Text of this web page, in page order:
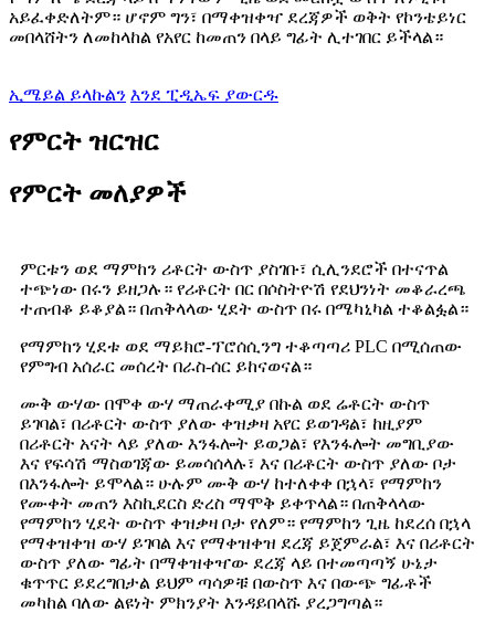
አይፈቀድለትም። ሆኖም ግን፣ በማቀዝቀዣ ደረጃዎች ወቅት የኮንቴይነር
መበላሸትን ለመከላከል የአየር ከመጠን በላይ ግፊት ሊተገበር ይችላል።
ኢሜይል ይላኩልን እንደ ፒዲኤፍ ያውርዱ
የምርት ዝርዝር
የምርት መለያዎች
ምርቱን ወደ ማምከን ሪቶርት ውስጥ ያስገቡ፣ ሲሊንደሮች በተናጥል
ተጭነው በሩን ይዘጋሉ። የሪቶርት በር በሶስትዮሽ የደህንነት መቆራረጫ
ተጠብቆ ይቆያል። በጠቅላላው ሂደት ውስጥ በሩ በሜካኒካል ተቆልፏል።
የማምከን ሂደቱ ወደ ማይክሮ-ፕሮሰሲንግ ተቆጣጣሪ PLC በሚሰጠው
የምግብ አሰራር መሰረት በራስ-ሰር ይከናወናል።
ሙቅ ውሃው በሞቀ ውሃ ማጠራቀሚያ በኩል ወደ ሬቶርት ውስጥ
ይገባል፣ በሪቶርት ውስጥ ያለው ቀዝቃዛ አየር ይወገዳል፣ ከዚያም
በሪቶርት አናት ላይ ያለው እንፋሎት ይወጋል፣ የእንፋሎት መግቢያው
እና የፍሳሽ ማስወገጃው ይመሳሰላሉ፣ እና በሪቶርት ውስጥ ያለው ቦታ
በእንፋሎት ይሞላል። ሁሉም ሙቅ ውሃ ከተለቀቀ በኋላ፣ የማምከን
የሙቀት መጠን እስኪደርስ ድረስ ማሞቅ ይቀጥላል። በጠቅላላው
የማምከን ሂደት ውስጥ ቀዝቃዛ ቦታ የለም። የማምከን ጊዜ ከደረሰ በኋላ
የማቀዝቀዝ ውሃ ይገባል እና የማቀዝቀዝ ደረጃ ይጀምራል፣ እና በሪቶርት
ውስጥ ያለው ግፊት በማቀዝቀዣው ደረጃ ላይ በተመጣጣኝ ሁኔታ
ቁጥጥር ይደረግበታል ይህም ጣሳዎቹ በውስጥ እና በውጭ ግፊቶች
መካከል ባለው ልዩነት ምክንያት እንዳይበላሹ ያረጋግጣል።